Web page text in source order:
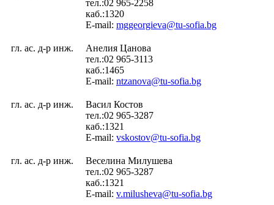
тел.:02 965-2258
каб.:1320
E-mail: mggeorgieva@tu-sofia.bg
гл. ас. д-р инж.
Анелия Цанова
тел.:02 965-3113
каб.:1465
E-mail: ntzanova@tu-sofia.bg
гл. ас. д-р инж.
Васил Костов
тел.:02 965-3287
каб.:1321
E-mail: vskostov@tu-sofia.bg
гл. ас. д-р инж.
Веселина Милушева
тел.:02 965-3287
каб.:1321
E-mail: v.milusheva@tu-sofia.bg